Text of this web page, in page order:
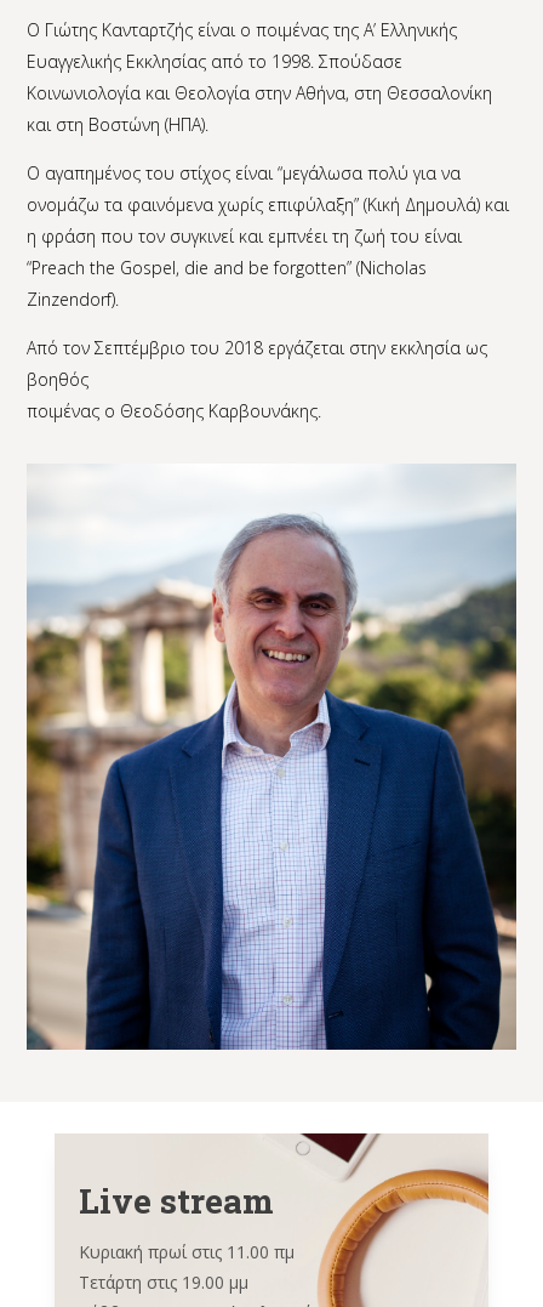
Ο Γιώτης Κανταρτζής είναι ο ποιμένας της Α’ Ελληνικής
Ευαγγελικής Εκκλησίας από το 1998. Σπούδασε
Κοινωνιολογία και Θεολογία στην Αθήνα, στη Θεσσαλονίκη
και στη Βοστώνη (ΗΠΑ).
Ο αγαπημένος του στίχος είναι “μεγάλωσα πολύ για να
ονομάζω τα φαινόμενα χωρίς επιφύλαξη” (Κική Δημουλά) και
η φράση που τον συγκινεί και εμπνέει τη ζωή του είναι
“Preach the Gospel, die and be forgotten” (Nicholas
Zinzendorf).
Από τον Σεπτέμβριο του 2018 εργάζεται στην εκκλησία ως
βοηθός
ποιμένας ο Θεοδόσης Καρβουνάκης.
Live stream
Κυριακή πρωί στις 11.00 πμ
Τετάρτη στις 19.00 μμ